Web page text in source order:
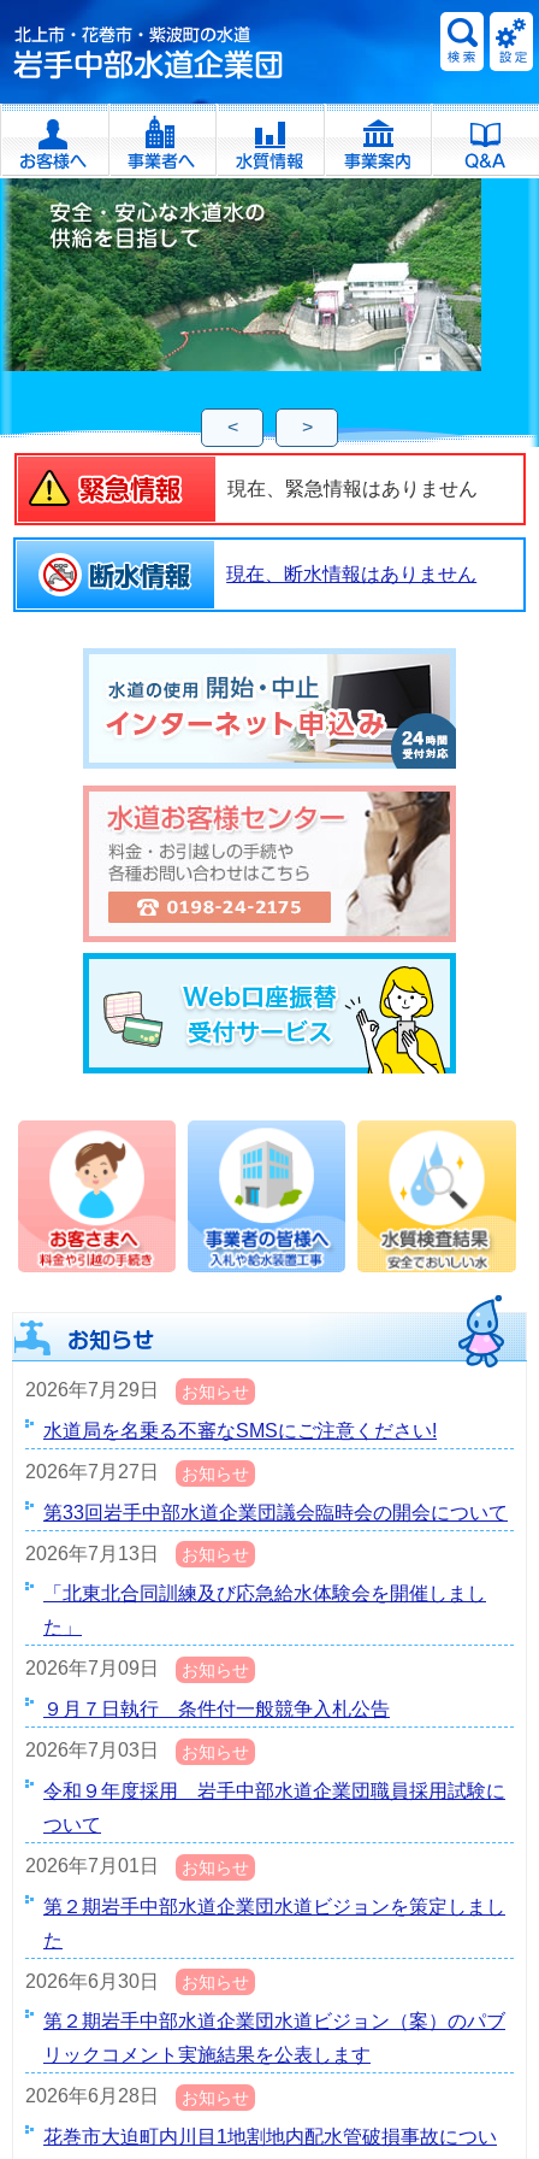
< >
現在、緊急情報はありません
現在、断水情報はありません
2026年7月29日 お知らせ
水道局を名乗る不審なSMSにご注意ください!
2026年7月27日
お知らせ
第33回岩手中部水道企業団議会臨時会の開会について
2026年7月13日
お知らせ
「北東北合同訓練及び応急給水体験会を開催しまし
た」
2026年7月09日
お知らせ
９月７日執行 条件付一般競争入札公告
2026年7月03日
お知らせ
令和９年度採用 岩手中部水道企業団職員採用試験に
ついて
2026年7月01日
お知らせ
第２期岩手中部水道企業団水道ビジョンを策定しまし
た
2026年6月30日
お知らせ
第２期岩手中部水道企業団水道ビジョン（案）のパブ
リックコメント実施結果を公表します
2026年6月28日
お知らせ
花巻市大迫町内川目1地割地内配水管破損事故につい